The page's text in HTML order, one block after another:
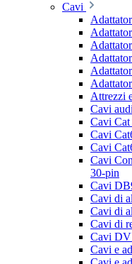
Cavi
Attrezzi
Cavi
Cavi Cat
Cavi
Cavi
Cavi
30-pin
Cavi
Cavi di
Cavi di
Cavi di
Cavi
Cavi e